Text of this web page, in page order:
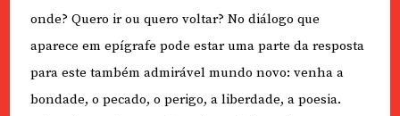
onde? Quero ir ou quero voltar? No diálogo que
aparece em epígrafe pode estar uma parte da resposta
para este também admirável mundo novo: venha a
bondade, o pecado, o perigo, a liberdade, a poesia.